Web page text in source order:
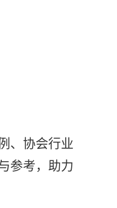
、 协会行业
参考，助力